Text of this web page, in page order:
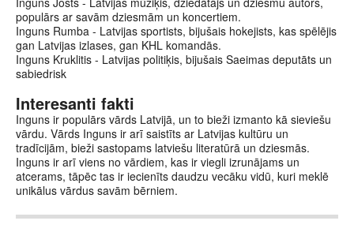
populārs ar savām dziesmām un koncertiem.
Inguns Rumba - Latvijas sportists, bijušais hokejists, kas spēlējis
gan Latvijas izlases, gan KHL komandās.
Inguns Kruklitis - Latvijas politiķis, bijušais Saeimas deputāts un
sabiedrisk
Interesanti fakti
Inguns ir populārs vārds Latvijā, un to bieži izmanto kā sieviešu
vārdu. Vārds Inguns ir arī saistīts ar Latvijas kultūru un
tradīcijām, bieži sastopams latviešu literatūrā un dziesmās.
Inguns ir arī viens no vārdiem, kas ir viegli izrunājams un
atcerams, tāpēc tas ir iecienīts daudzu vecāku vidū, kuri meklē
unikālus vārdus savām bērniem.